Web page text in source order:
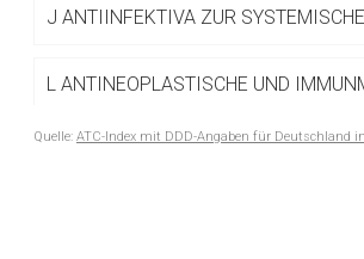
J ANTIINFEKTIVA ZUR
L ANTINEOPLASTISCHE UND
MUSKEL- UND SKELETTSYSTEM
Quelle: ATC-Index mit DDD-Angaben für Deutschland